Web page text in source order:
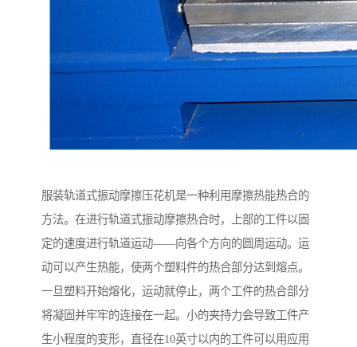
服装轨道式振动摩擦压花机是一种利用摩擦热能热合的
方法。在进行轨道式振动摩擦热合时，上部的工件以固
定的速度进行轨道运动——向各个方向的圆周运动。运
动可以产生热能，使两个塑料件的热合部分达到熔点。
一旦塑料开始熔化，运动就停止，两个工件的热合部分
将凝固并牢牢的连接在一起。小的夹持力会导致工件产
生小程度的变形，直径在10英寸以内的工件可以用应用